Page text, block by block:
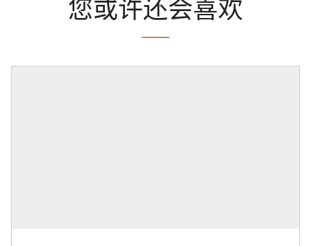
您或许还会喜欢